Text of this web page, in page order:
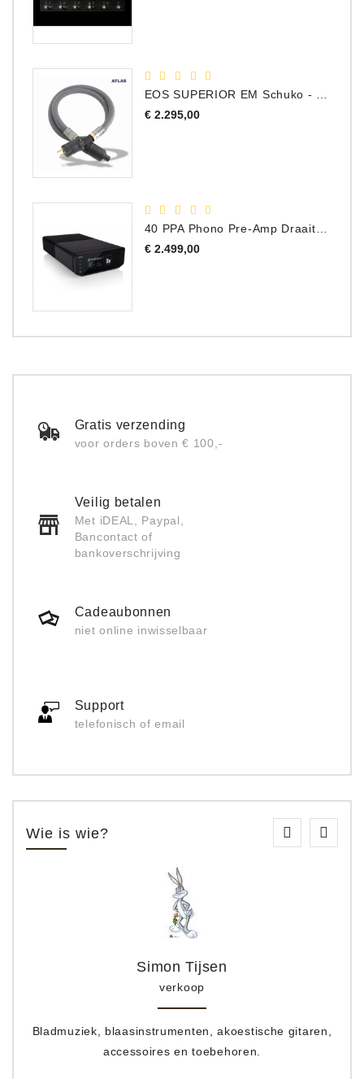
€ 2.295,00Prijs
€ 2.499,00Prijs
Gratis verzending
voor orders boven € 100,-
Veilig betalen
Met iDEAL, Paypal,
Bancontact of
bankoverschrijving
Cadeaubonnen
niet online inwisselbaar
Support
telefonisch of email
Wie is wie?
Simon Tijsen
verkoop
Bladmuziek, blaasinstrumenten, akoestische gitaren,
accessoires en toebehoren.